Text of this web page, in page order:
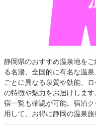
静岡県のおすすめ温泉地を
る名湯、全国的に有名な温
ごとに異なる泉質や効能、
の特徴や魅力をお届けしま
宿一覧も確認が可能。宿泊
用して、お得に静岡の温泉旅